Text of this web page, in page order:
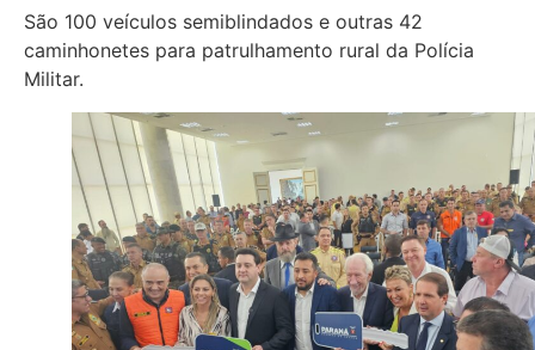
São 100 veículos semiblindados e outras 42
caminhonetes para patrulhamento rural da Polícia
Militar.